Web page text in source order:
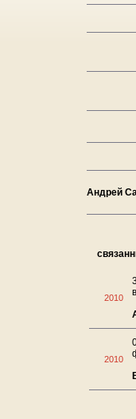
Андрей
2010
2010